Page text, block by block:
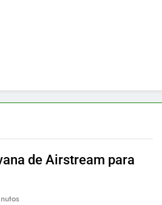
de Airstream para